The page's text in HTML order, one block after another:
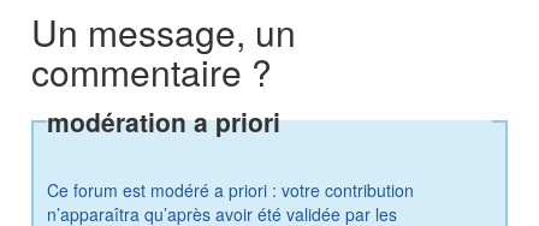
Un message, un
commentaire ?
modération a priori
Ce forum est modéré a priori : votre contribution
n’apparaîtra qu’après avoir été validée par les